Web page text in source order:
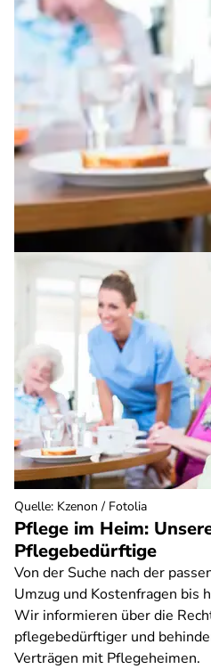
Pflege im Heim:
Pflegebedürftige
Von der Suche nach der
Umzug und Kostenfragen bis
Wir informieren über die
pflegebedürftiger und
Verträgen mit Pflegeheimen.
Quelle: Kzenon / Fotolia